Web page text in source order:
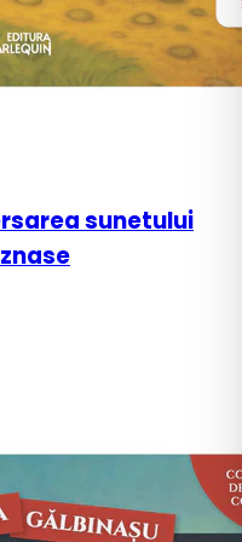
sunetului